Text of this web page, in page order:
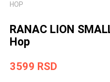
HOP
RANAC LION
Hop
3599 RSD